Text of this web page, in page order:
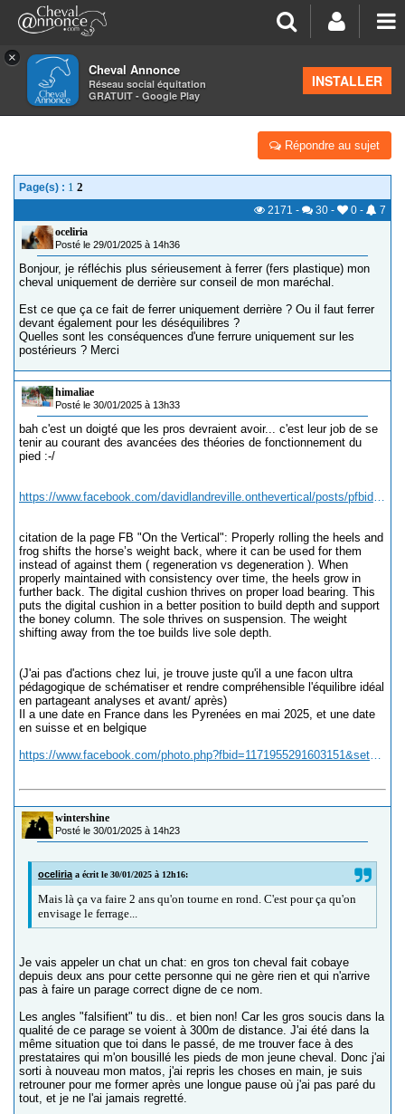
×
Cheval Annonce
Réseau social équitation
GRATUIT - Google Play
INSTALLER
>Équipements
FERRER UNIQUEMENT DE DERRIÈRE
Répondre au sujet
Page(s) : 1 2
2171 - 30 - 0 -
7
oceliria
Posté le 29/01/2025 à 14h36
Bonjour, je réfléchis plus sérieusement à ferrer (fers plastique) mon
cheval uniquement de derrière sur conseil de mon maréchal.
Est ce que ça ce fait de ferrer uniquement derrière ? Ou il faut ferrer
devant également pour les déséquilibres ?
Quelles sont les conséquences d'une ferrure uniquement sur les
postérieurs ? Merci
himaliae
Posté le 30/01/2025 à 13h33
bah c'est un doigté que les pros devraient avoir... c'est leur job de se
tenir au courant des avancées des théories de fonctionnement du
pied :-/
https://www.facebook.com/davidlandreville.onthevertical/posts/pfbid02TywKKWemHZh91Sc7R9fnnb9MNLLQfwRNXrpCHqYj9E8XTW9Yp2dGVrSz6Wn1Q191l
citation de la page FB "On the Vertical": Properly rolling the heels and
frog shifts the horse’s weight back, where it can be used for them
instead of against them ( regeneration vs degeneration ). When
properly maintained with consistency over time, the heels grow in
further back. The digital cushion thrives on proper load bearing. This
puts the digital cushion in a better position to build depth and support
the boney column. The sole thrives on suspension. The weight
shifting away from the toe builds live sole depth.
(J'ai pas d'actions chez lui, je trouve juste qu'il a une facon ultra
pédagogique de schématiser et rendre compréhensible l'équilibre idéal
en partageant analyses et avant/ après)
Il a une date en France dans les Pyrenées en mai 2025, et une date
en suisse et en belgique
https://www.facebook.com/photo.php?fbid=1171955291603151&set=a.392490242882997&type=3
wintershine
Posté le 30/01/2025 à 14h23
oceliria a écrit le 30/01/2025 à 12h16:
Mais là ça va faire 2 ans qu'on tourne en rond. C'est pour ça qu'on
envisage le ferrage...
Je vais appeler un chat un chat: en gros ton cheval fait cobaye
depuis deux ans pour cette personne qui ne gère rien et qui n'arrive
pas à faire un parage correct digne de ce nom.
Les angles "falsifient" tu dis.. et bien non! Car les gros soucis dans la
qualité de ce parage se voient à 300m de distance. J'ai été dans la
même situation que toi dans le passé, de me trouver face à des
prestataires qui m'on bousillé les pieds de mon jeune cheval. Donc j'ai
sorti à nouveau mon matos, j'ai repris les choses en main, je suis
retrouner pour me former après une longue pause où j'ai pas paré du
tout, et je ne l'ai jamais regretté.